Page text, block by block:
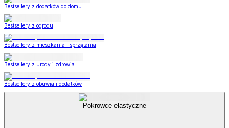
Bestsellery z dodatków do domu
Bestsellery z ogrodu
Bestsellery z mieszkania i sprzątania
Bestsellery z urody i zdrowia
Bestsellery z obuwia i dodatków
Pokrowce elastyczne